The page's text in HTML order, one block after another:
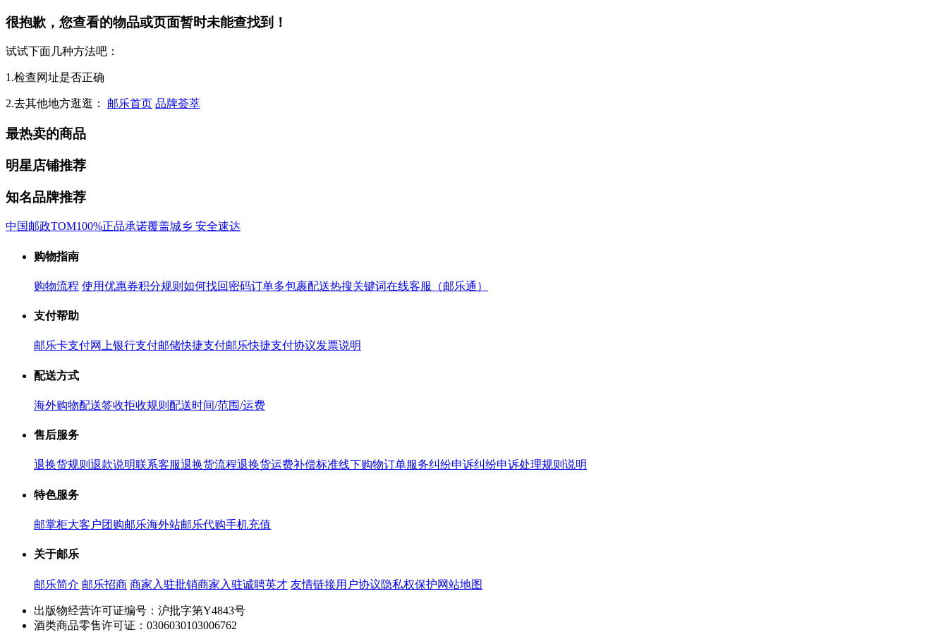
很抱歉，您查看的物品或页面暂时未能查找到！
试试下面几种方法吧：
1.检查网址是否正确
2.去其他地方逛逛： 邮乐首页 品牌荟萃
最热卖的商品
明星店铺推荐
知名品牌推荐
中国邮政TOM100%正品承诺覆盖城乡 安全速达
购物指南
购物流程 使用优惠券积分规则 如何找回密码订单多包裹配送热搜关键词在线客服（邮乐通）
支付帮助
邮乐卡支付网上银行支付邮储快捷支付邮乐快捷支付协议发票说明
配送方式
海外购物配送签收拒收规则 配送时间/范围/运费
售后服务
退换货规则 退款说明联系客服退换货流程退换货运费补偿标准线下购物订单服务纠纷申诉纠纷申诉处理规则说明
特色服务
邮掌柜大客户团购邮乐海外站邮乐代购手机充值
关于邮乐
邮乐简介 邮乐招商 商家入驻批销商家入驻诚聘英才 友情链接用户协议隐私权保护网站地图
出版物经营许可证编号：沪批字第Y4843号
酒类商品零售许可证：0306030103006762